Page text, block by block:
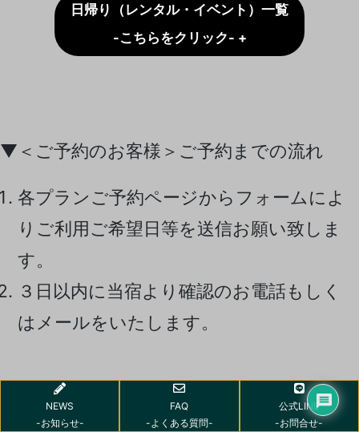
日帰り（レンタル・イベント）一覧
-こちらをクリック- +
▼＜ご予約のお客様＞ご予約までの流れ
各プランご予約ページからフォームによ
りご利用ご希望日等を送信お願い致しま
す。
３日以内に当宿より確認のお電話もしく
はメールをいたします。
ようこそ! たいけんハウス
NEWS
-お知らせ-
FAQ
-よくある質問-
公式LINE
-お問合せ-